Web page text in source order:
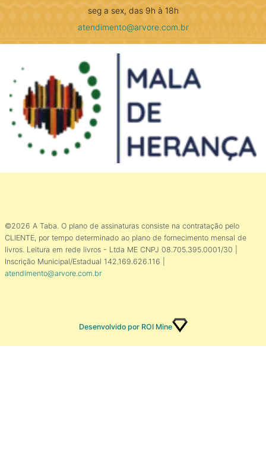
seg a sex, das 9h à 18h
atendimento@arvore.com.br
©2026 A Taba. O plano de assinaturas consiste na contratação pelo
CLIENTE, por tempo determinado ao plano de fornecimento mensal de
livros. Leitura em rede livros - Ltda ME CNPJ 08.705.395.0001/30 |
Inscrição Municipal/Estadual 142.169.626.116 |
atendimento@arvore.com.br
Desenvolvido por ROI Mine